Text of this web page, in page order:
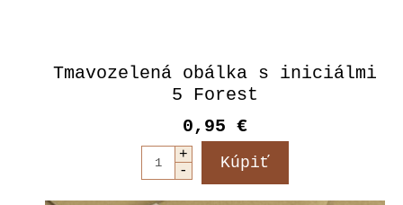
Tmavozelená obálka s iniciálmi
5 Forest
0,95 €